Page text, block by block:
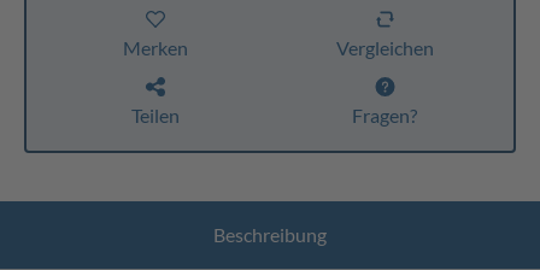
Merken Vergleichen
Teilen Fragen?
Beschreibung